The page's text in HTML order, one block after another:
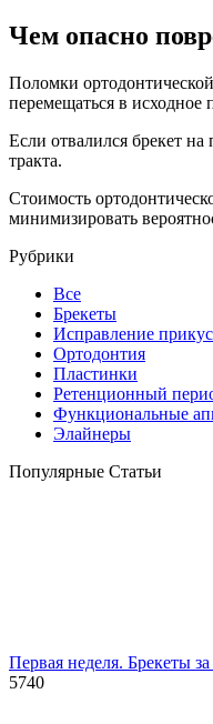
Чем опасно
Поломки
перемещаться в исходное
Если отвалился брекет на
тракта.
Стоимость
минимизировать
Рубрики
Все
Брекеты
Исправление
Ортодонтия
Пластинки
Ретенционный
Функциональные
Элайнеры
Популярные Статьи
Первая неделя. Брекеты
5740